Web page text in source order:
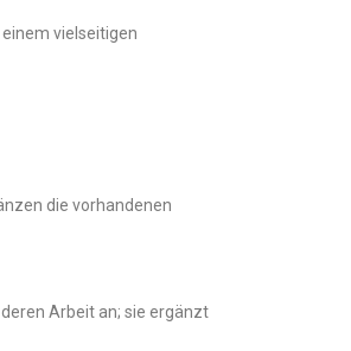
vielseitigen
die vorhandenen
Arbeit an; sie ergänzt